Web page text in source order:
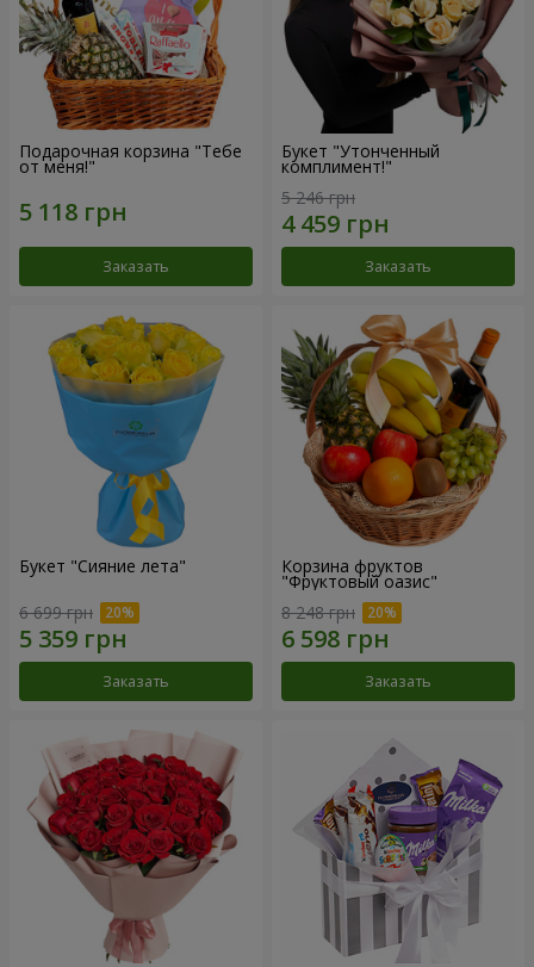
Подарочная корзина "Тебе
от меня!"
Заказать
Букет "Утонченный
комплимент!"
5 246 грн
Заказать
Букет "Сияние лета"
6 699 грн
Заказать
Корзина фруктов
"Фруктовый оазис"
8 248 грн
Заказать